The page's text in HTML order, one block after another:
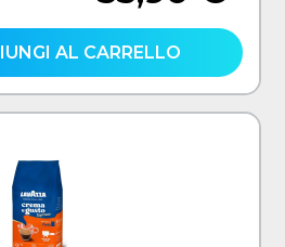
AL CARRELLO